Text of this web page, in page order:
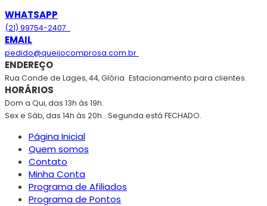
WHATSAPP
(21) 99754-2407
EMAIL
pedido@queijocomprosa.com.br
ENDEREÇO
Rua Conde de Lages, 44, Glória Estacionamento para clientes.
HORÁRIOS
Dom a Qui, das 13h às 19h.
Sex e Sáb, das 14h às 20h. Segunda está FECHADO.
Página Inicial
Quem somos
Contato
Minha Conta
Programa de Afiliados
Programa de Pontos